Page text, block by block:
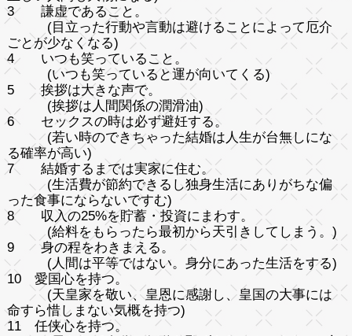
3 謙虚であること。
(目立った行動や言動は避けることによって厄介
ごとが少なくなる)
4 いつも笑っていること。
(いつも笑っていると運が向いてくる)
5 挨拶は大きな声で。
(挨拶は人間関係の潤滑油)
6 セックスの時は必ず避妊する。
(若い時のできちゃった結婚は人生が台無しにな
る確率が高い)
7 結婚するまでは実家に住む。
(生活費が節約できるし独身生活にありがちな偏
った食事にならないですむ)
8 収入の25%を貯蓄・投資にまわす。
(給料をもらったら最初から天引きしてしまう。)
9 身の程をわきまえる。
(人間は平等ではない。身分にあった生活をする)
10 愛国心を持つ。
(天皇家を敬い、皇恩に感謝し、皇国の大事には
命すら惜しまない気概を持つ)
11 任侠心を持つ。